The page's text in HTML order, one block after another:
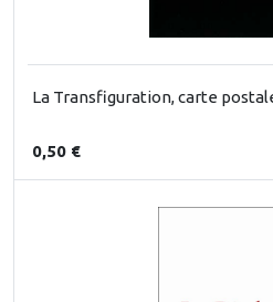
La Transfiguration, carte
0,50 €